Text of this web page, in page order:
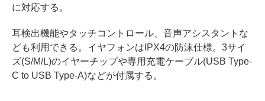
に対応する。
耳検出機能やタッチコントロール、音声アシスタントな
ども利用できる。イヤフォンはIPX4の防沫仕様。3サイ
ズ(S/M/L)のイヤーチップや専用充電ケーブル(USB Type-
C to USB Type-A)などが付属する。